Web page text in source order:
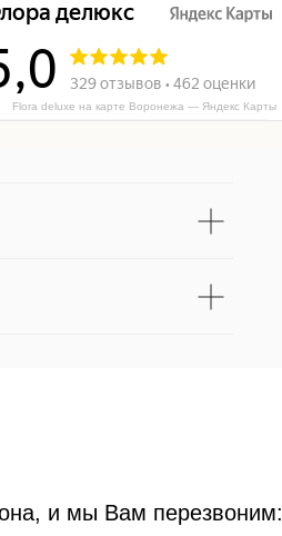
Flora deluxe на карте Воронежа — Яндекс Карты
и мы Вам перезвоним: